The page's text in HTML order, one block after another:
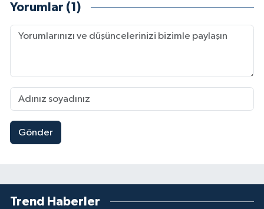
Yorumlar (1)
Gönder
Trend Haberler